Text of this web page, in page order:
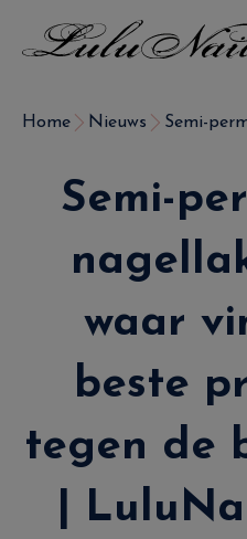
Home Nieuws Semi-
Semi-
waar
beste
tegen de
|